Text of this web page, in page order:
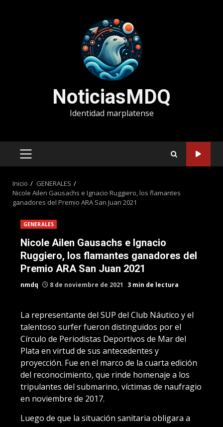
NoticiasMDQ
Identidad marplatense
MENÚ
Inicio
GENERALES
Nicole Ailen Gausachs e Ignacio Ruggiero, los flamantes
ganadores del Premio ARA San Juan 2021
GENERALES
Nicole Ailen Gausachs e Ignacio
Ruggiero, los flamantes ganadores del
Premio ARA San Juan 2021
nmdq 8 de noviembre de 2021 3 min de lectura
La representante del SUP del Club Náutico y el
talentoso surfer fueron distinguidos por el
Círculo de Periodistas Deportivos de Mar del
Plata en virtud de sus antecedentes y
proyección. Fue en el marco de la cuarta edición
del reconocimiento, que rinde homenaje a los
tripulantes del submarino, víctimas de naufragio
en noviembre de 2017.
Luego de que la situación sanitaria obligara a